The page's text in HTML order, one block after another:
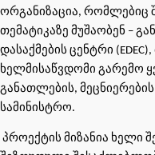
ორგანიზაცია,
თემატიკაზე მუშაობენ –
დასაქმების ცენტრი
ხელმისაწვდომი გარემო
განათლების,
სამინისტრო.
პროექტის მიზანია ხელი